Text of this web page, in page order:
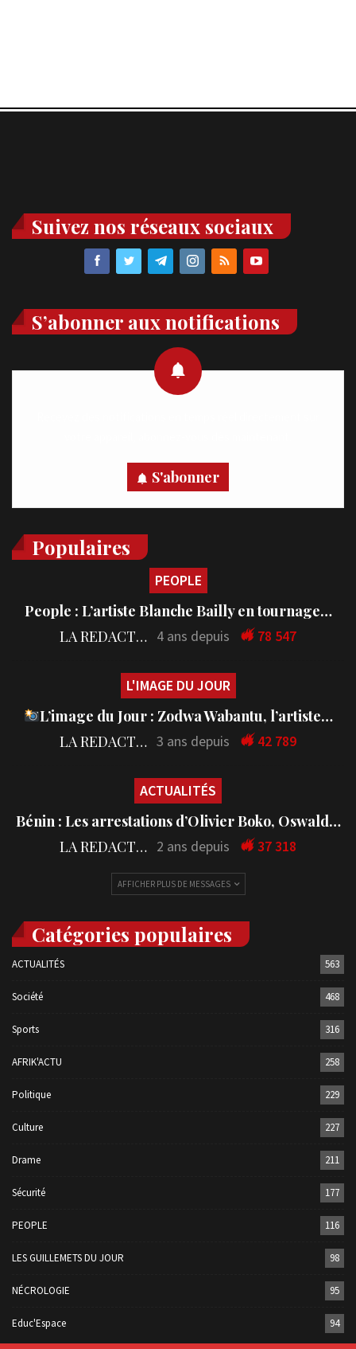
Suivez nos réseaux sociaux
S’abonner aux notifications
S'abonner
Populaires
PEOPLE
People : L’artiste Blanche Bailly en tournage…
LA REDACTION 4 ans depuis 78 547
L'IMAGE DU JOUR
L’image du Jour : Zodwa Wabantu, l’artiste…
LA REDACTION 3 ans depuis 42 789
ACTUALITÉS
Bénin : Les arrestations d’Olivier Boko, Oswald…
LA REDACTION 2 ans depuis 37 318
AFFICHER PLUS DE MESSAGES
Catégories populaires
ACTUALITÉS 563
Société 468
Sports 316
AFRIK'ACTU 258
Politique 229
Culture 227
Drame 211
Sécurité 177
PEOPLE 116
LES GUILLEMETS DU JOUR 98
NÉCROLOGIE 95
Educ'Espace 94